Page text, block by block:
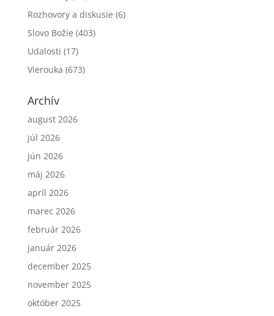
Rozhovory a diskusie (6)
Slovo Božie (403)
Udalosti (17)
Vierouka (673)
Archív
august 2026
júl 2026
jún 2026
máj 2026
apríl 2026
marec 2026
február 2026
január 2026
december 2025
november 2025
október 2025